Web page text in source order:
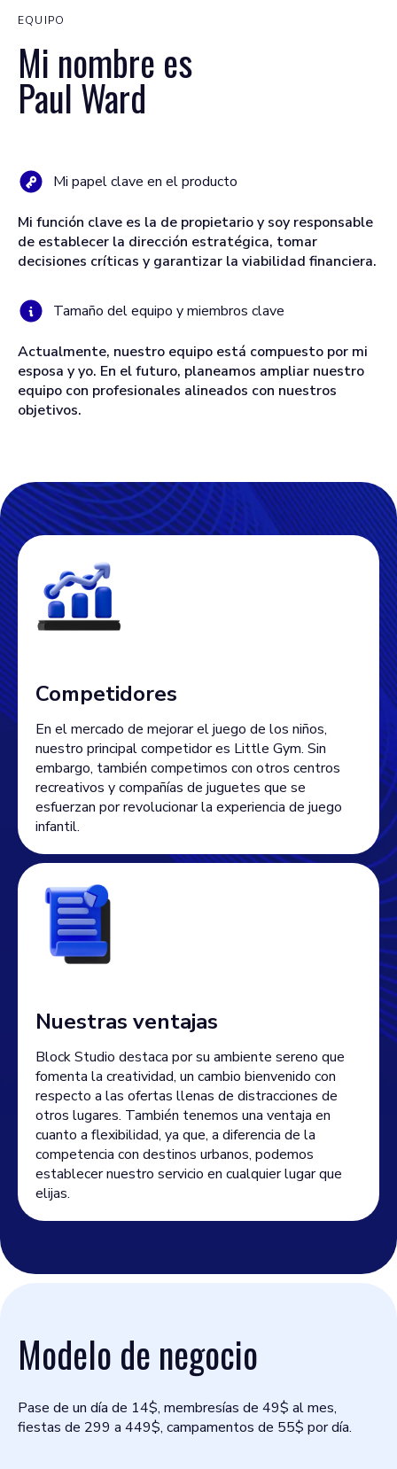
EQUIPO
Mi nombre es
Paul Ward
Mi papel clave en el producto
Mi función clave es la de propietario y soy responsable
de establecer la dirección estratégica, tomar
decisiones críticas y garantizar la viabilidad financiera.
Tamaño del equipo y miembros clave
Actualmente, nuestro equipo está compuesto por mi
esposa y yo. En el futuro, planeamos ampliar nuestro
equipo con profesionales alineados con nuestros
objetivos.
Competidores
En el mercado de mejorar el juego de los niños,
nuestro principal competidor es Little Gym. Sin
embargo, también competimos con otros centros
recreativos y compañías de juguetes que se
esfuerzan por revolucionar la experiencia de juego
infantil.
Nuestras ventajas
Block Studio destaca por su ambiente sereno que
fomenta la creatividad, un cambio bienvenido con
respecto a las ofertas llenas de distracciones de
otros lugares. También tenemos una ventaja en
cuanto a flexibilidad, ya que, a diferencia de la
competencia con destinos urbanos, podemos
establecer nuestro servicio en cualquier lugar que
elijas.
Modelo de negocio
Pase de un día de 14$, membresías de 49$ al mes,
fiestas de 299 a 449$, campamentos de 55$ por día.